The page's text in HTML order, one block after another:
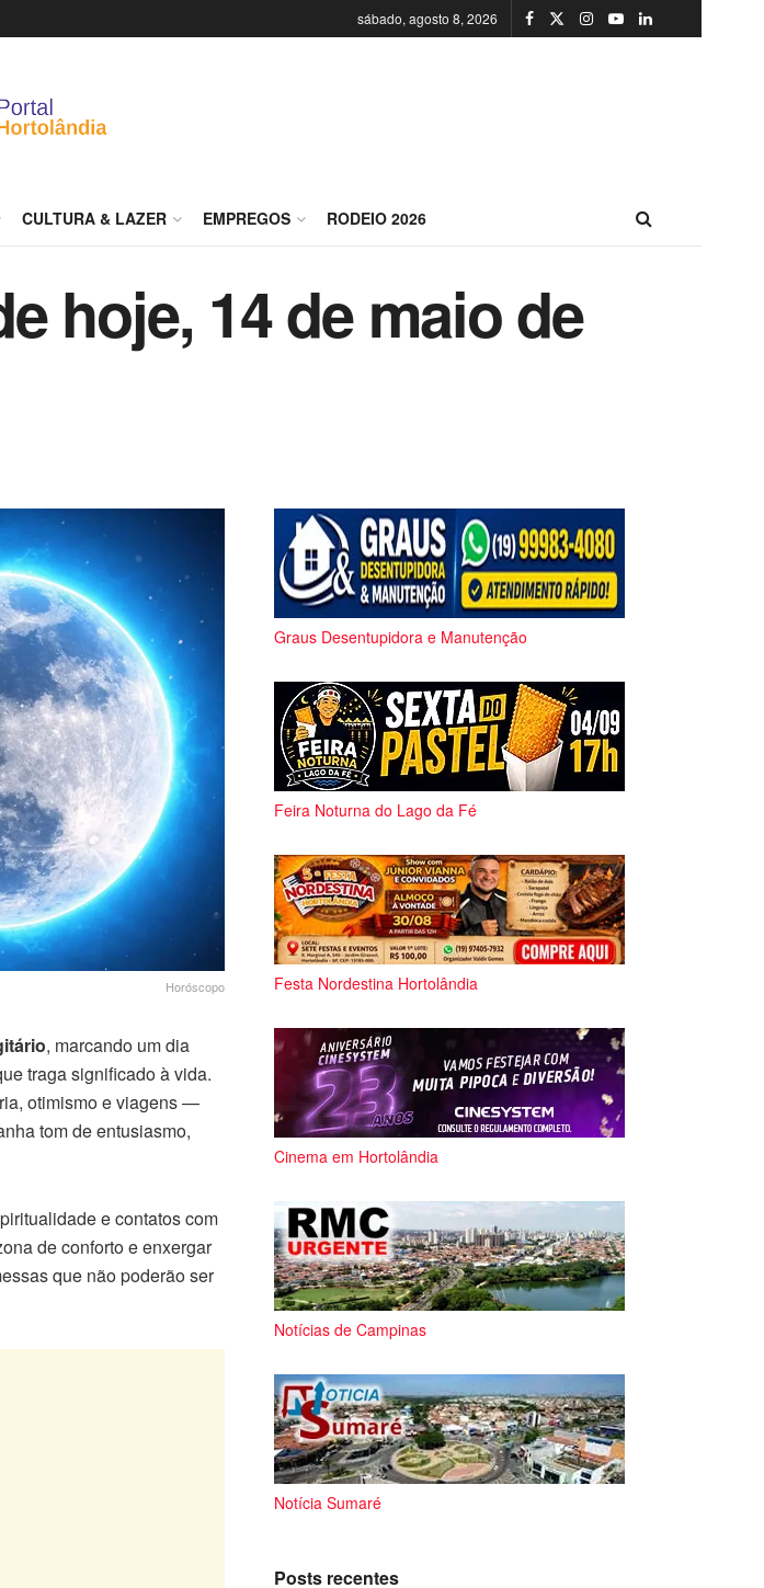
sábado, agosto 8, 2026
CULTURA & LAZER EMPREGOS RODEIO 2026
hoje, 14 de maio de
Horóscopo
, marcando um dia
traga significado à vida.
otimismo e viagens —
tom de entusiasmo,
e contatos com
de conforto e enxergar
que não poderão ser
Graus Desentupidora e Manutenção
Feira Noturna do Lago da Fé
Festa Nordestina Hortolândia
Cinema em Hortolândia
Notícias de Campinas
Notícia Sumaré
Posts recentes